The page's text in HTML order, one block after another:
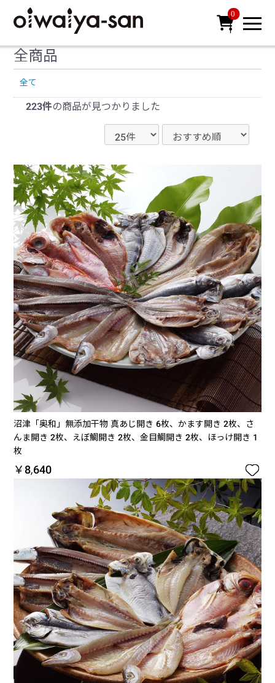

0
全商品
全て
223件の商品が見つかりました
沼津「奥和」無添加干物 真あじ開き 6枚、かます開き 2枚、さ
んま開き 2枚、えぼ鯛開き 2枚、金目鯛開き 2枚、ほっけ開き 1
枚
￥8,640 